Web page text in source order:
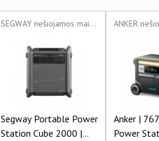
SEGWAY nešiojamos maitinimo stotys
Segway Portable Power
Station Cube 2000 |
Anker |
Power